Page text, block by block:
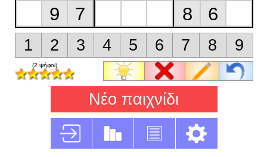
9
7
8
6
1 2 3 4 5 6 7 8 9
(2 ψήφοι)
Νέο παιχνίδι